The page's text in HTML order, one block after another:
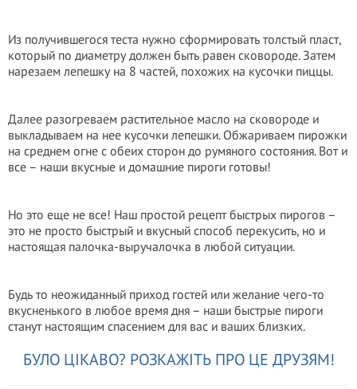
Из получившегося теста нужно сформировать толстый пласт,
который по диаметру должен быть равен сковороде. Затем
нарезаем лепешку на 8 частей, похожих на кусочки пиццы.
Далее разогреваем растительное масло на сковороде и
выкладываем на нее кусочки лепешки. Обжариваем пирожки
на среднем огне с обеих сторон до румяного состояния. Вот и
все – наши вкусные и домашние пироги готовы!
Но это еще не все! Наш простой рецепт быстрых пирогов –
это не просто быстрый и вкусный способ перекусить, но и
настоящая палочка-выручалочка в любой ситуации.
Будь то неожиданный приход гостей или желание чего-то
вкусненького в любое время дня – наши быстрые пироги
станут настоящим спасением для вас и ваших близких.
БУЛО ЦІКАВО? РОЗКАЖІТЬ ПРО ЦЕ ДРУЗЯМ!